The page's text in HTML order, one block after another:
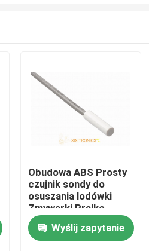
Obudowa ABS Prosty
czujnik sondy do
osuszania lodówki
Zmywarki Pralko-
suszarki Ogrzewanie
podłogowe Seria
MFT-03
Wyślij zapytanie